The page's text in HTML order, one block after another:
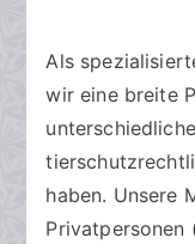
Als
wir eine breite
haben. Unsere
Privatpersonen